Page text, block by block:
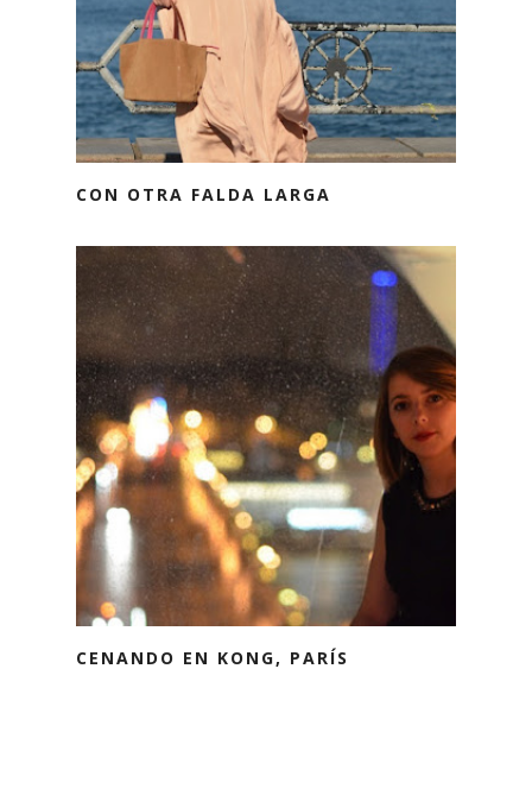
CON OTRA FALDA LARGA
CENANDO EN KONG, PARÍS